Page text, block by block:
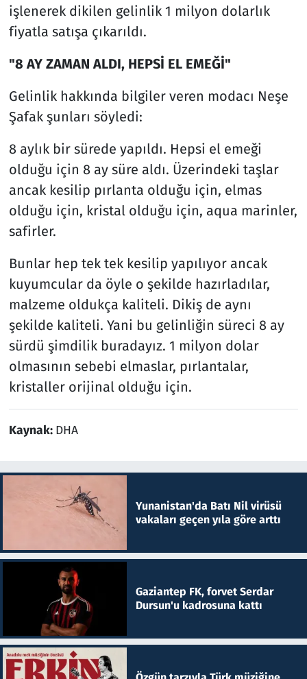
işlenerek dikilen gelinlik 1 milyon dolarlık
fiyatla satışa çıkarıldı.
"8 AY ZAMAN ALDI, HEPSİ EL EMEĞİ"
Gelinlik hakkında bilgiler veren modacı Neşe
Şafak şunları söyledi:
8 aylık bir sürede yapıldı. Hepsi el emeği
olduğu için 8 ay süre aldı. Üzerindeki taşlar
ancak kesilip pırlanta olduğu için, elmas
olduğu için, kristal olduğu için, aqua marinler,
safirler.
Bunlar hep tek tek kesilip yapılıyor ancak
kuyumcular da öyle o şekilde hazırladılar,
malzeme oldukça kaliteli. Dikiş de aynı
şekilde kaliteli. Yani bu gelinliğin süreci 8 ay
sürdü şimdilik buradayız. 1 milyon dolar
olmasının sebebi elmaslar, pırlantalar,
kristaller orijinal olduğu için.
Kaynak: DHA
Yunanistan'da Batı Nil virüsü
vakaları geçen yıla göre arttı
Gaziantep FK, forvet Serdar
Dursun'u kadrosuna kattı